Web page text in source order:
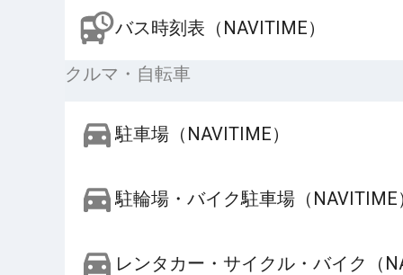
バス時刻表（NAVITIME）
クルマ・自転車
駐車場（NAVITIME）
駐輪場・バイク駐車場（NAVITIME
レンタカー・サイクル・バイク（